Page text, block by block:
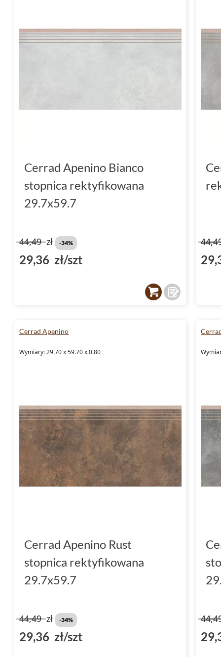
Cerrad Apenino Bianco
stopnica rektyfikowana
29.7x59.7
44,49zł -34%
29,36 zł/szt
Cerrad Apenino
Wymiary: 29.70 x 59.70 x 0.80
Cerrad Apenino Rust
stopnica rektyfikowana
29.7x59.7
44,49zł -34%
29,36 zł/szt